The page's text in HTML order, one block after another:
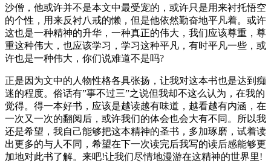
沙僧，他或许并不是本文中最受宠的，或许只是用来衬托悟空
的个性，用来反衬八戒的懒，但是他依然勤奋地平凡着。或许
这也是一种精神的升华，一种真正的伟大，我们应该尊重，尊
重这种伟大，也应该学习，学习这种平凡，有时平凡一些，或
许也是一种伟大，你们说难道不是吗?
正是因为文中的人物性格各具张扬，让我对这本书也是达到痴
迷的程度。俗话有”事不过三”之说但我却不这么认为，在我的
觉得。得一本好书，应该是越读越有味道，越看越有内涵，在
一次又一次的翻阅后，或许我们的体会也会大有不同。所以我
还是希望，我自己能够把这本精神的圣书，多加琢磨，试着读
出更多的与人不同，希望在下一次读完后我写的读后感能够更
加地对此书了解。来吧!让我们尽情地漫游在这精神的世界里!